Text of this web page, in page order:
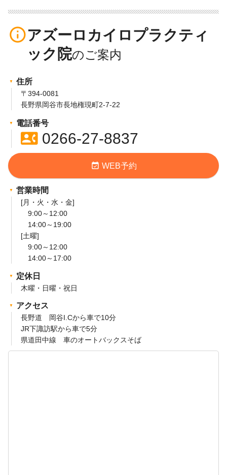
info_outlineアズーロカイロプラクティ
ック院
住所
〒394-0081
長野県岡谷市長地権現町2-7-22
電話番号
contact_phone0266-27-8837
event_available WEB予約
営業時間
[月・火・水・金]
9:00～12:00
14:00～19:00
[土曜]
9:00～12:00
14:00～17:00
定休日
木曜・日曜・祝日
アクセス
長野道 岡谷I.Cから車で10分
JR下諏訪駅から車で5分
県道田中線 車のオートバックスそば